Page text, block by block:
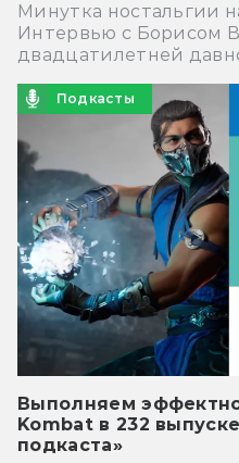
Минутка ностальгии
Интервью с Борисом
двадцатилетней
Подкасты
Выполняем
Kombat в 232
подкаста»